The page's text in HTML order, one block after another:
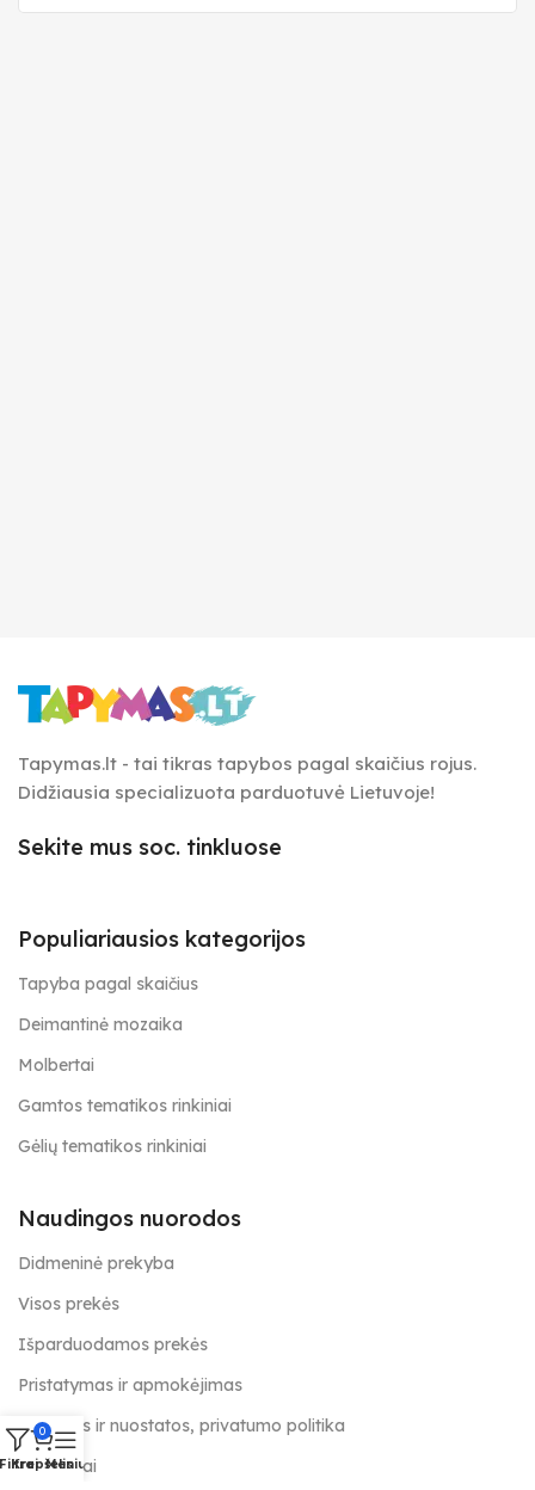
Tapymas.lt - tai tikras tapybos pagal skaičius rojus.
Didžiausia specializuota parduotuvė Lietuvoje!
Sekite mus soc. tinkluose
Populiariausios kategorijos
Tapyba pagal skaičius
Deimantinė mozaika
Molbertai
Gamtos tematikos rinkiniai
Gėlių tematikos rinkiniai
Naudingos nuorodos
Didmeninė prekyba
Visos prekės
Išparduodamos prekės
Pristatymas ir apmokėjimas
Taisyklės ir nuostatos, privatumo politika
Kontaktai
0
Krepšelis
Meniu